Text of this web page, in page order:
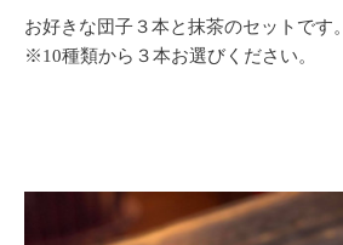
お好きな団子３本と抹茶のセットです。
※10種類から３本お選びください。